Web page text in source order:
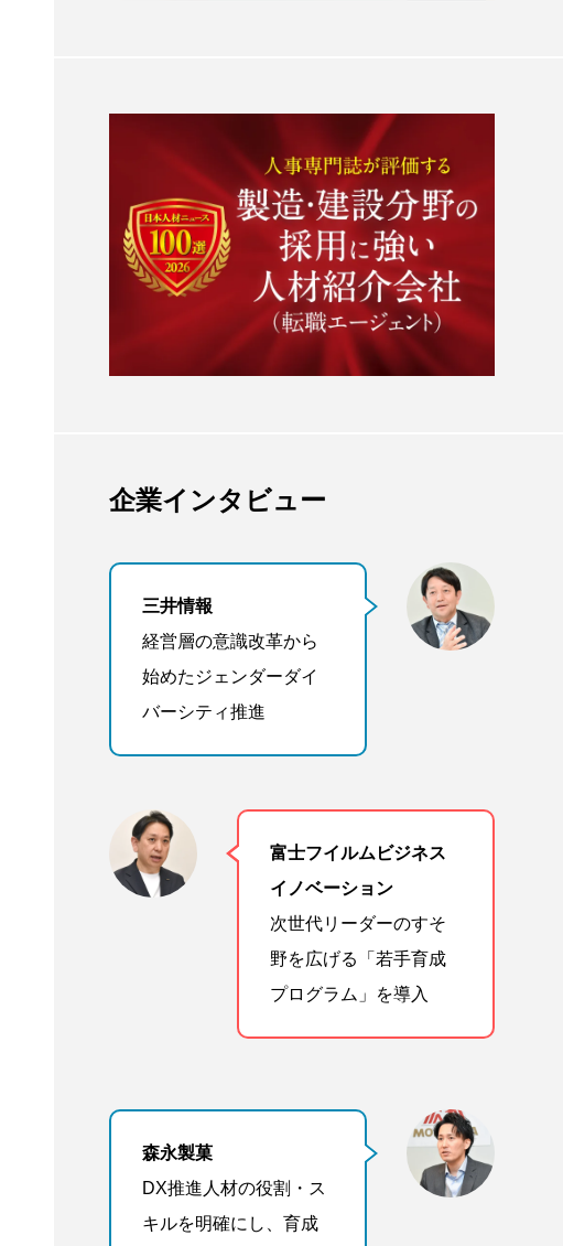
企業インタビュー
三井情報
経営層の意識改革から
始めたジェンダーダイ
バーシティ推進
富士フイルムビジネス
イノベーション
次世代リーダーのすそ
野を広げる「若手育成
プログラム」を導入
森永製菓
DX推進人材の役割・ス
キルを明確にし、育成